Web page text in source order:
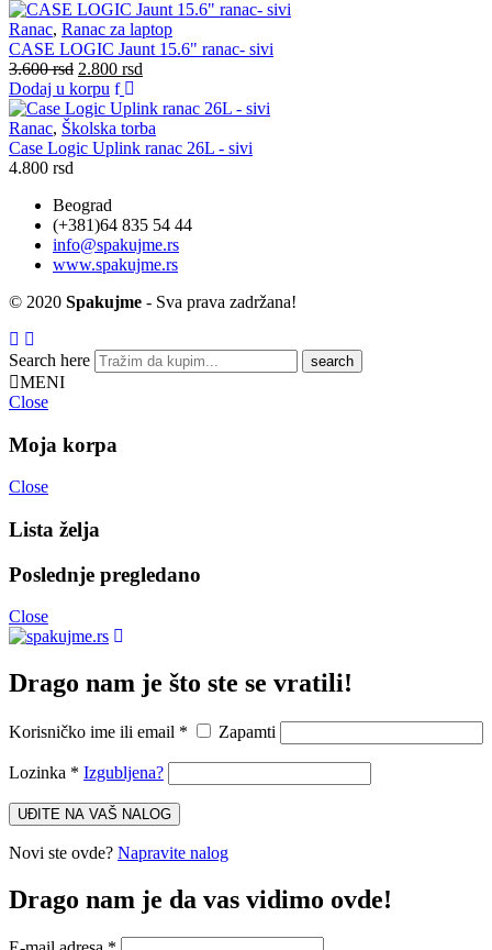
Ranac, Ranac za laptop
CASE LOGIC Jaunt 15.6" ranac- sivi
3.600rsd Originalna
cena
je
bila:
3.600 rsd.
2.800 rsd
je:
2.800 rsd.
Dodaj u korpu
Ranac, Školska torba
Case Logic Uplink ranac 26L - sivi
4.800 rsd
Beograd
(+381)64 835 54 44
info@spakujme.rs
www.spakujme.rs
© 2020 Spakujme - Sva prava zadržana!
Search here
MENI
Close
Moja korpa
Close
Lista želja
Poslednje pregledano
Close
Drago nam je što ste se vratili!
Korisničko ime ili email * Zapamti
Lozinka * Izgubljena?
UĐITE NA VAŠ NALOG
Novi ste ovde? Napravite nalog
Drago nam je da vas vidimo ovde!